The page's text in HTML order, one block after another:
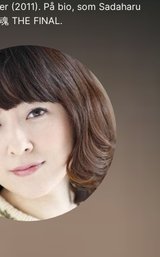
(2011). På bio, som Sadaharu
THE FINAL.